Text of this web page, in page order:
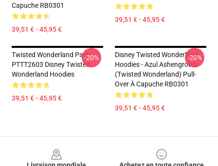
Capuche RB0301
39,51 € - 45,95 €
39,51 € - 45,95 €
Twisted Wonderland Pack
PTTT2603 Disney Twisted
Wonderland Hoodies
39,51 € - 45,95 €
-20%
Disney Twisted Wonderland
Hoodies - Azul Ashengrotto
(Twisted Wonderland) Pull-
Over À Capuche RB0301
39,51 € - 45,95 €
-20%